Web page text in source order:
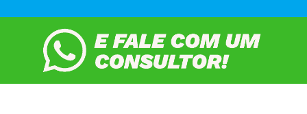
DESTRAVE SEU INGLÊS
AINDA ESSE MÊS!